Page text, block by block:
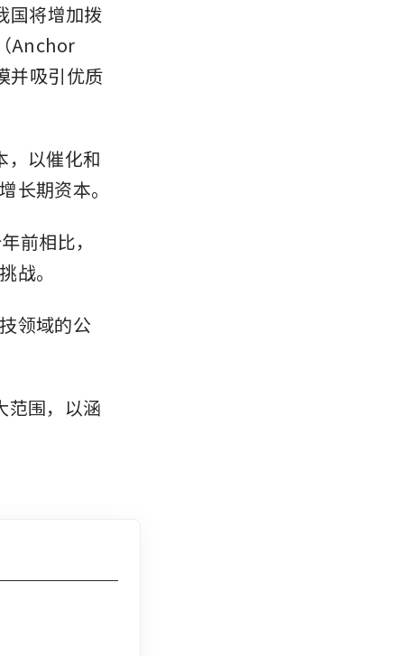
国将增加拨
Anchor
并吸引优质
以催化和
长期资本。
前相比，
战。
领域的公
围，以涵